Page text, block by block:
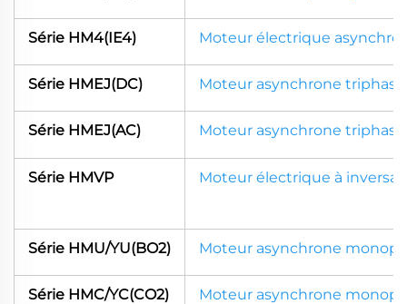
Série HM4(IE4) Moteur électrique
Série HMEJ(DC) Moteur asynchrone
Série HMEJ(AC) Moteur asynchrone
Série HMVP Moteur électrique à
Série HMU/YU(BO2) Moteur asynchrone
Série HMC/YC(CO2) Moteur asynchrone